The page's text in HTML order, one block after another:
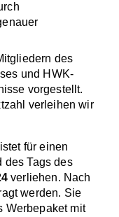
des
und HWK-
vorgestellt.
verleihen wir
für einen
des Tags des
verliehen. Nach
werden. Sie
Werbepaket mit